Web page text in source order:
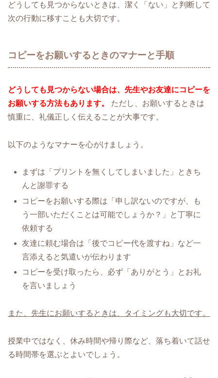
どうしても見つからないときは、潔く「ない」と判断して
次の行動に移すことも大切です。
コピーをお願いするときのマナーと手順
どうしても見つからない場合は、先生やお友達にコピーを
お願いする方法もあります。
ただし、お願いするときは
慎重に、礼儀正しく伝えることが大事です。
以下のようなマナーを心がけましょう。
まずは「プリントを無くしてしまいました」ときち
んと謝罪する
コピーをお願いする際は「申し訳ないのですが、も
う一部いただくことは可能でしょうか？」と丁寧に
依頼する
友達に頼む場合は「後でコピー代を渡すね」など一
言添えると気遣いが伝わります
コピーを受け取ったら、必ず「ありがとう」とお礼
を言いましょう
また、先生にお願いするときは、タイミングも大切です。
授業中ではなく、休み時間や帰り際など、落ち着いて話せ
る時間帯を選ぶとよいでしょう。